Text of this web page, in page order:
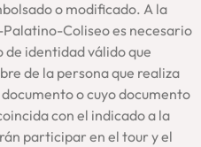
que estaban debajo
de cerca los
los grandiosos y terribles
te hará revivir los ‘juegos’
del mundo antiguo: el
o modificado. A la
Coliseo es necesario
identidad válido que
de la persona que realiza
o cuyo documento
con el indicado a la
participar en el tour y el